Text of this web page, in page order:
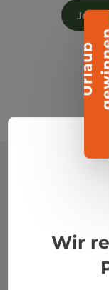
U
r
l
a
u
b
g
e
w
i
n
n
en
Jetzt
Alpenland
Wir